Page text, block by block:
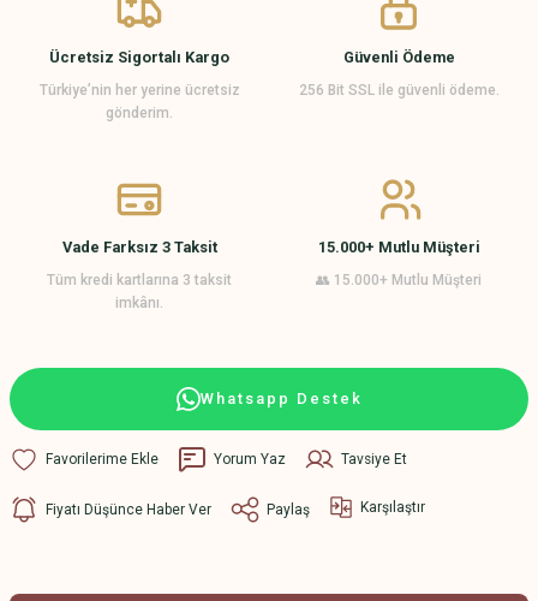
Ücretsiz Sigortalı Kargo
Türkiye’nin her yerine ücretsiz
gönderim.
Güvenli Ödeme
256 Bit SSL ile güvenli ödeme.
Vade Farksız 3 Taksit
Tüm kredi kartlarına 3 taksit
imkânı.
15.000+ Mutlu Müşteri
👥 15.000+ Mutlu Müşteri
Whatsapp Destek
Yorum Yaz Tavsiye Et
Fiyatı Düşünce Haber Ver Paylaş Karşılaştır